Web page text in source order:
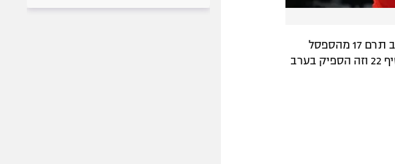
מלבד אבדיה, הוסיף שארפ 22 נקודות (8 מ-18 מהשדה) לבלייזרס, קיילב לאב תרם 17 מהספסל
וטיאגו ספליטר עומד כעת על מאזן 18:12. מנגד הוביל ביין עם 23, בלאק הוסיף 22 וזה הספיק בערב